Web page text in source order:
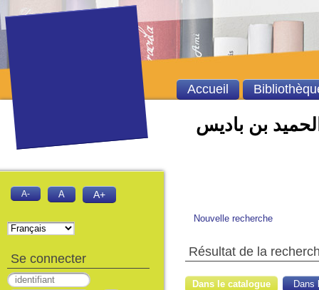
بن باديس
Nouvelle recherche
Résultat de la
Dans le catalogue
Dans
Accueil
A- A A+
Se connecter